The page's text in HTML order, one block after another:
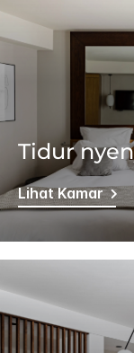
Tidur
Lihat Kamar